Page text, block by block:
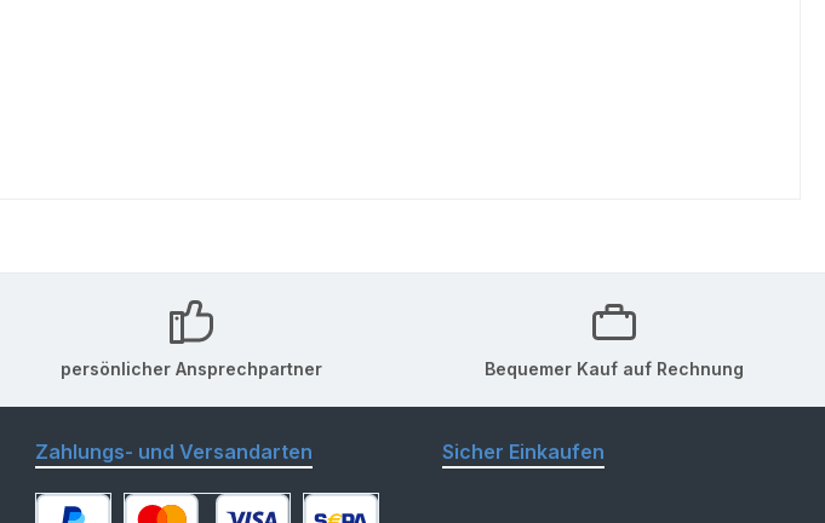
persönlicher Ansprechpartner Bequemer Kauf auf Rechnung
Zahlungs- und Versandarten Sicher Einkaufen